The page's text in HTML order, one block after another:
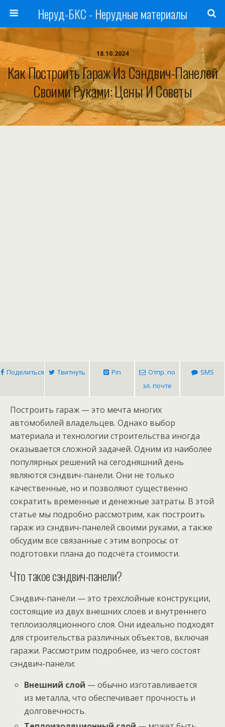
Неруд-БКС - Нерудные материалы
18.10.2024
Как Построить Гараж Из Сэндвич-Панелей
Своими Руками: Цены И Советы
Поделиться Твитнуть Pin
Отпр. по
эл. почте
SMS
Построить гараж — это мечта многих
автомобилей владельцев. Однако выбор
материала и технологии строительства иногда
оказывается сложной задачей. Одним из наиболее
популярных решений на сегодняшний день
являются сэндвич-панели. Они не только
качественные, но и позволяют существенно
сократить временные и денежные затраты. В этой
статье мы подробно рассмотрим, как построить
гараж из сэндвич-панелей своими руками, а также
обсудим все связанные с этим вопросы: от
подготовки плана до подсчёта стоимости.
Что такое сэндвич-панели?
Сэндвич-панели — это трехслойные конструкции,
состоящие из двух внешних слоев и внутреннего
теплоизоляционного слоя. Они идеально подходят
для строительства различных объектов, включая
гаражи. Рассмотрим подробнее, из чего состоят
сэндвич-панели:
Внешний слой — обычно изготавливается
из металла, что обеспечивает прочность и
долговечность.